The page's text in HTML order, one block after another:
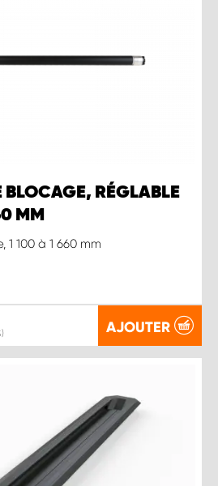
BLOCAGE, RÉGLABLE
MM
100 à 1 660 mm
AJOUTER